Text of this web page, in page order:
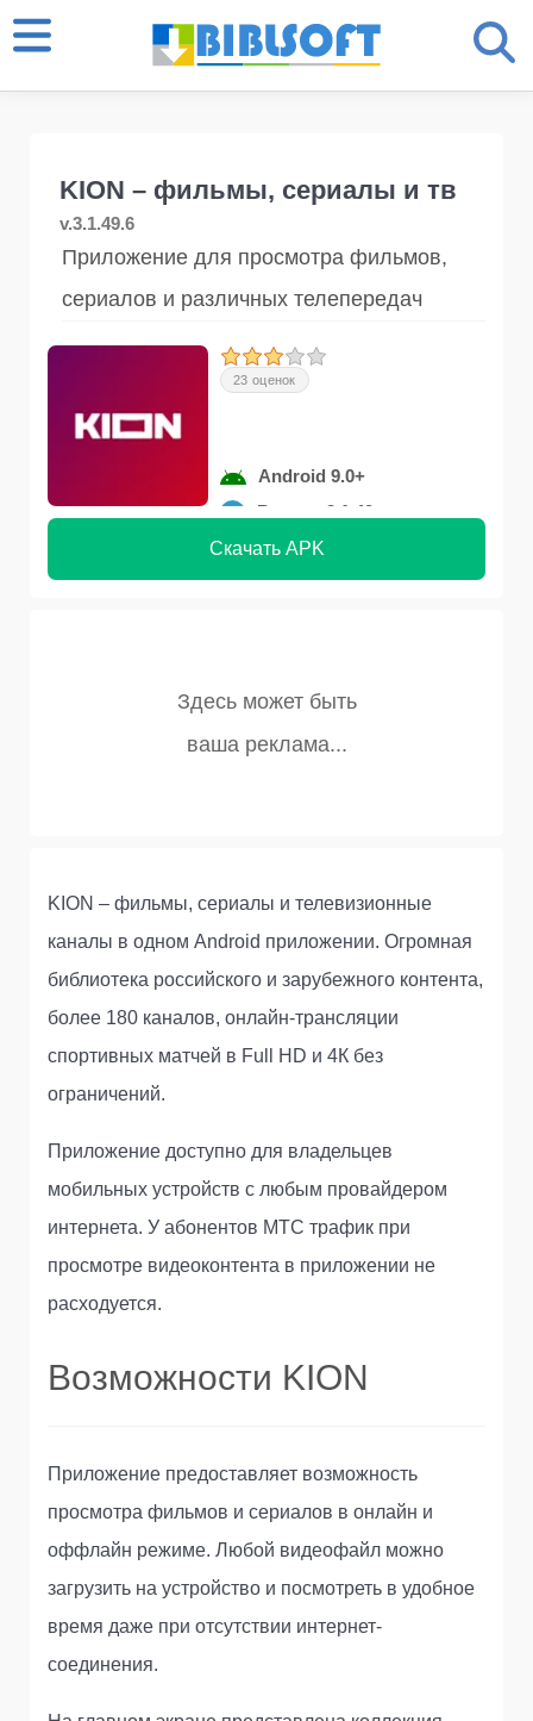
KION – фильмы, сериалы и тв
v.3.1.49.6
Приложение для просмотра фильмов,
сериалов и различных телепередач
23 оценок
Android 9.0+
Версия 3.1.49
Скачать APK
KION – фильмы, сериалы и телевизионные
каналы в одном Android приложении. Огромная
библиотека российского и зарубежного контента,
более 180 каналов, онлайн-трансляции
спортивных матчей в Full HD и 4К без
ограничений.
Приложение доступно для владельцев
мобильных устройств с любым провайдером
интернета. У абонентов МТС трафик при
просмотре видеоконтента в приложении не
расходуется.
Возможности KION
Приложение предоставляет возможность
просмотра фильмов и сериалов в онлайн и
оффлайн режиме. Любой видеофайл можно
загрузить на устройство и посмотреть в удобное
время даже при отсутствии интернет-
соединения.